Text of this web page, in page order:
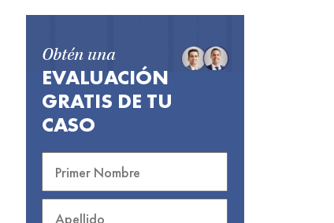
Obtén una
EVALUACIÓN
GRATIS DE TU
CASO